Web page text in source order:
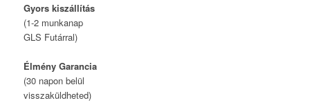
Gyors kiszállítás
(1-2 munkanap
GLS Futárral)
Élmény Garancia
(30 napon belül
visszaküldheted)